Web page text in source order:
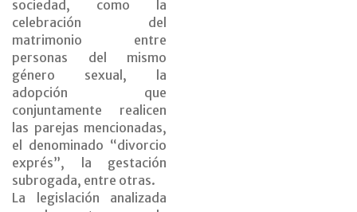
sociedad, como la
celebración del
matrimonio entre
personas del mismo
género sexual, la
adopción que
conjuntamente realicen
las parejas mencionadas,
el denominado “divorcio
exprés”, la gestación
subrogada, entre otras.
La legislación analizada